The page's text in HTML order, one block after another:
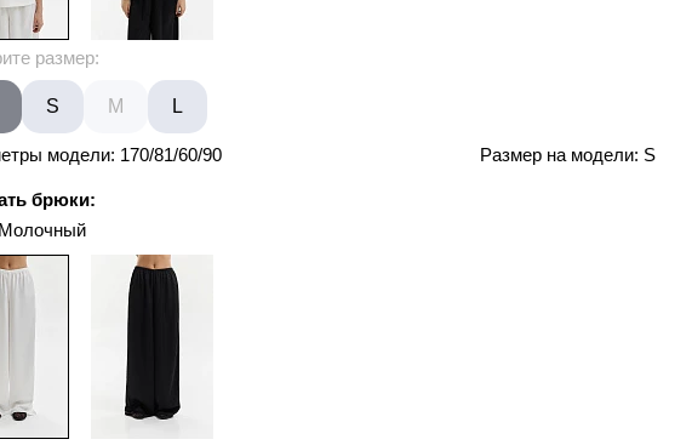
размер:
S M L
модели: 170/81/60/90 Размер на модели: S
брюки:
Молочный